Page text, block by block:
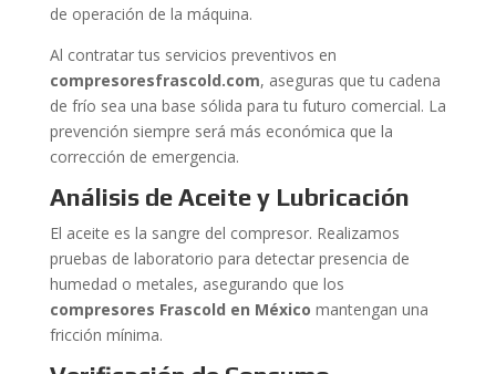
de operación de la máquina.
Al contratar tus servicios preventivos en
compresoresfrascold.com, aseguras que tu cadena
de frío sea una base sólida para tu futuro comercial. La
prevención siempre será más económica que la
corrección de emergencia.
Análisis de Aceite y Lubricación
El aceite es la sangre del compresor. Realizamos
pruebas de laboratorio para detectar presencia de
humedad o metales, asegurando que los
compresores Frascold en México mantengan una
fricción mínima.